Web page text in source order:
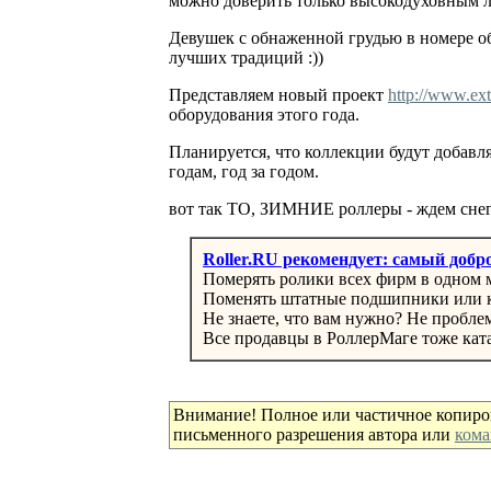
Девушек с обнаженной грудью в номере
лучших традиций :))
Представляем новый проект http://
оборудования этого года.
Планируется, что коллекции будут
годам, год за годом.
вот так ТО, ЗИМНИЕ роллеры - ждем
Roller.RU рекомендует: самый
Померять ролики всех фирм в одном
Поменять штатные подшипники или
Не знаете, что вам нужно? Не
Все продавцы в РоллерМаге тоже
Внимание! Полное или частичное
письменного разрешения автора или